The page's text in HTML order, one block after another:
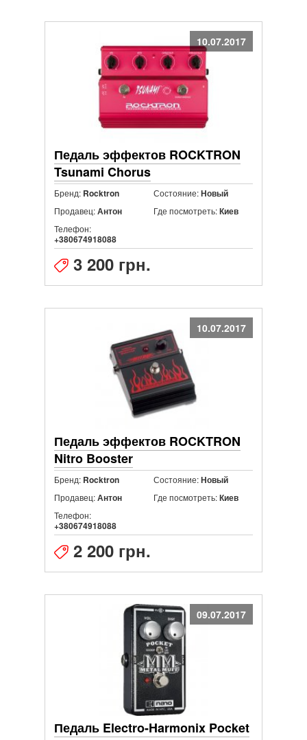
10.07.2017
Педаль эффектов ROCKTRON
Tsunami Chorus
Бренд: Rocktron Состояние:Новый
Продавец:Антон Где посмотреть:Киев
Телефон:
+380674918088
3 200 грн.
10.07.2017
Педаль эффектов ROCKTRON
Nitro Booster
Бренд: Rocktron Состояние:Новый
Продавец:Антон Где посмотреть:Киев
Телефон:
+380674918088
2 200 грн.
09.07.2017
Педаль Electro-Harmonix Pocket